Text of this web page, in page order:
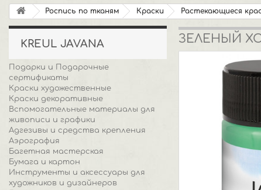
Роспись по тканям Краски Растекающиеся
KREUL JAVANA
Подарки и Подарочные
сертификаты
Краски художественные
Краски декоративные
Вспомогательные материалы для
живописи и графики
Адгезивы и средства крепления
Аэрография
Багетная мастерская
Бумага и картон
Инструменты и аксессуары для
художников и дизайнеров
ЗЕЛЕНЫЙ